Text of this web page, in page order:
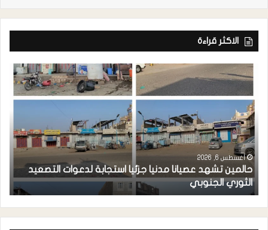
الاكثر قراءة
أغسطس 6, 2026
حالمين تشهد عصيانا مدنيا جزئيا استجابة لدعوات التصعيد
الثوري الجنوبي